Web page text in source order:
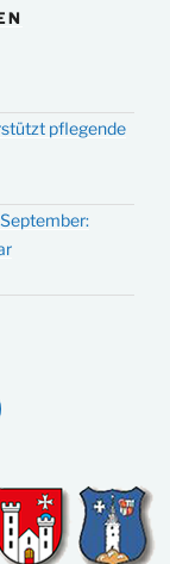
pflegende